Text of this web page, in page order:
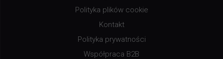
Polityka plików cookie
Kontakt
Polityka prywatności
Współpraca B2B